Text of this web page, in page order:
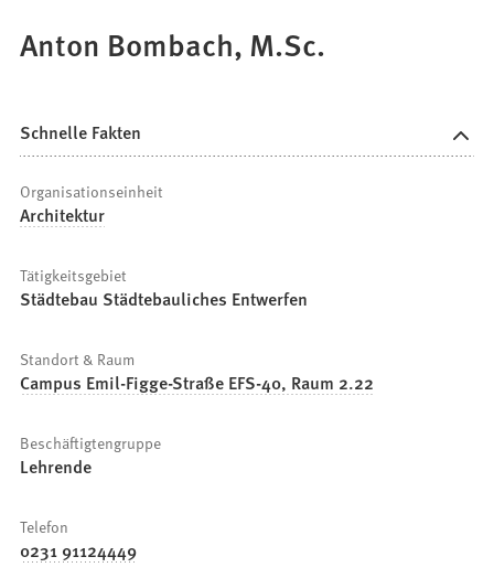
Anton Bombach, M.Sc.
Schnelle Fakten
Organisationseinheit
Architektur
Tätigkeitsgebiet
Städtebau Städtebauliches Entwerfen
Standort & Raum
Campus Emil-Figge-Straße EFS-40, Raum 2.22
Beschäftigtengruppe
Lehrende
Telefon
0231 91124449